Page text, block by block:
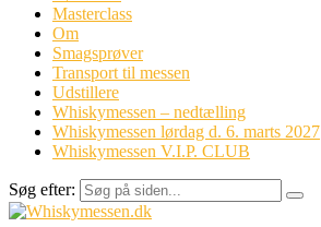
Masterclass
Om
Smagsprøver
Transport til messen
Udstillere
Whiskymessen – nedtælling
Whiskymessen lørdag d. 6. marts 2027
Whiskymessen V.I.P. CLUB
Søg efter: